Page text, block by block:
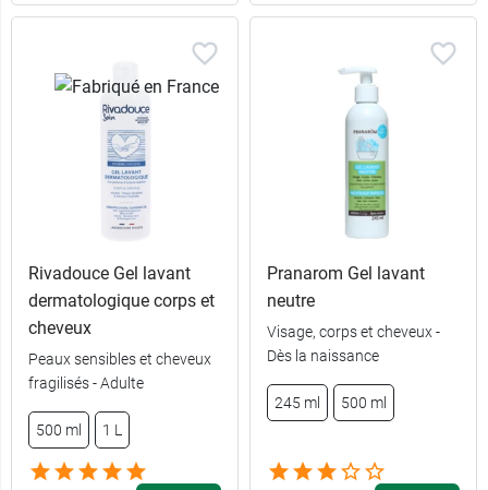
1 L 6,49 €
200 ml
Rivadouce Gel lavant
dermatologique corps et
cheveux
Peaux sensibles et cheveux
fragilisés - Adulte
500 ml 1 L
Pranarom Gel lavant
neutre
Visage, corps et cheveux -
Dès la naissance
245 ml 500 ml